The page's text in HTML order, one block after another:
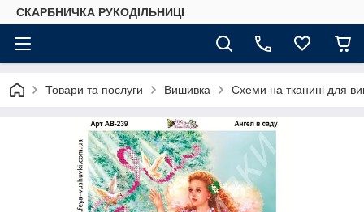
СКАРБНИЧКА РУКОДІЛЬНИЦІ
Товари та послуги Вишивка Схеми на тканині для